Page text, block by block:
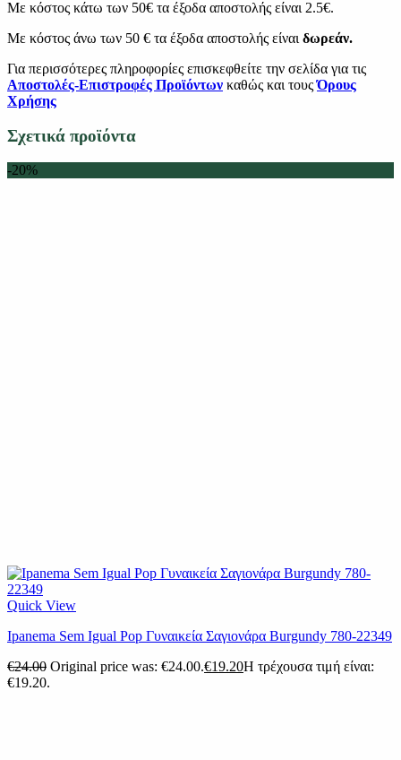
Με κόστος κάτω των 50€ τα έξοδα αποστολής είναι 2.5€.
Με κόστος άνω των 50 € τα έξοδα αποστολής είναι δωρεάν.
Για περισσότερες πληροφορίες επισκεφθείτε την σελίδα για τις
Αποστολές-Επιστροφές Προϊόντων καθώς και τουςΌρους
Χρήσης
Σχετικά προϊόντα
-20%
Quick View
Ipanema Sem Igual Pop Γυναικεία Σαγιονάρα Burgundy 780-22349
€24.00 Original price was: €24.00.€19.20Η τρέχουσα τιμή είναι:
€19.20.